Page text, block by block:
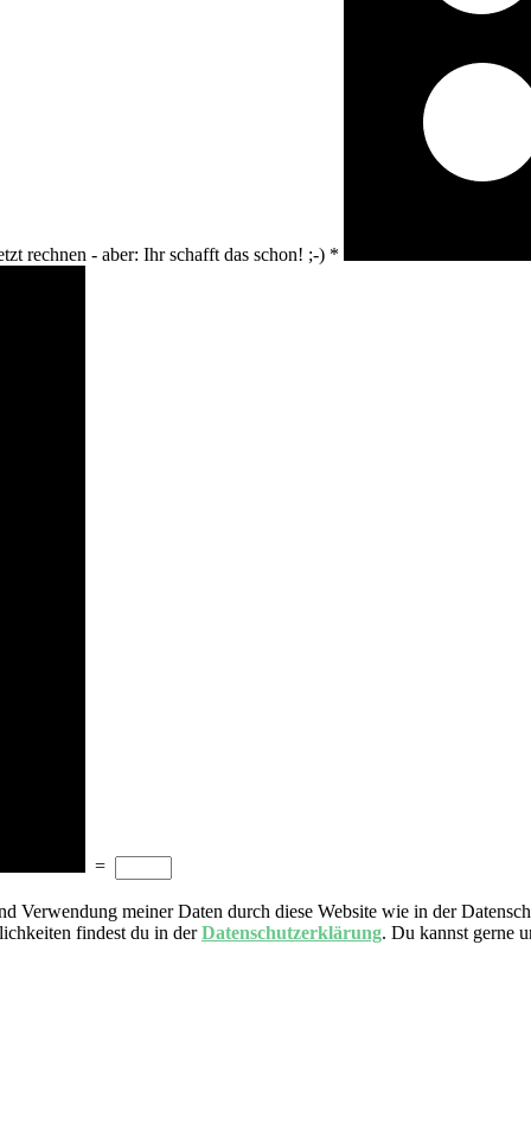
rechnen - aber: Ihr schafft das schon! ;-) *
=
Verwendung meiner Daten durch diese Website wie in der
findest du in derDatenschutzerklärung. Du kannst gerne